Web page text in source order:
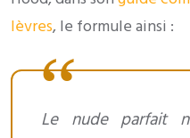
lèvres, le formule ainsi :
Le nude parfait